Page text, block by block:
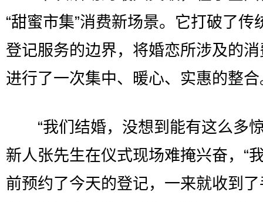
“甜蜜市集”消费新场景。它打破了传
登记服务的边界，将婚恋所涉及的
进行了一次集中、暖心、实惠的整合
“我们结婚，没想到能有这么多惊
新人张先生在仪式现场难掩兴奋，“
前预约了今天的登记，一来就收到